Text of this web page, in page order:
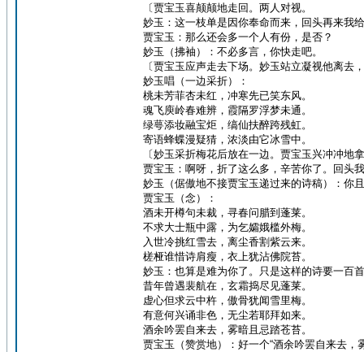
〔贾宝玉喜颠颠地走回。两人对视。
妙玉：这一枝单是因你奉命而来，回头再来我
贾宝玉：那么还会多一个人有份，是否？
妙玉（拂袖）：不必多言，你快走吧。
〔贾宝玉应声走去下场。妙玉站立凝视他离去
妙玉唱（一边采折）：
桃未芳菲杏未红，冲寒先已笑东风。
魂飞庾岭春难辨，霞隔罗浮梦未通。
绿萼添妆融宝炬，缟仙扶醉跨残虹。
寄语蜂蝶漫疑猜，浓淡由它冰雪中。
〔妙玉采折梅花后放在一边。贾宝玉兴冲冲地
贾宝玉：啊呀，折了这么多，辛苦你了。回头
妙玉（倨傲地不接贾宝玉递过来的诗稿）：你
贾宝玉（念）：
酒未开樽句未裁，寻春问腊到蓬莱。
不求大士瓶中露，为乞孀娥槛外梅。
入世冷挑红雪去，离尘香割紫云来。
槎桠谁惜诗肩瘦，衣上犹沾佛院苔。
妙玉：也算是难为你了。只是这样的诗要一百
昔年曾遇裴航在，玄霜捣尽见蓬莱。
虚心但求云中杵，傲骨犹闻雪里梅。
有意何兴诵非色，无尘若耶拜如来。
酒余吟罢自来去，雾暗且忌踏苍苔。
贾宝玉（赞赏地）：好一个“酒余吟罢自来去